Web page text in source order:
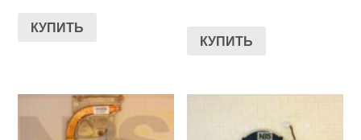
КУПИТЬ
КУПИТЬ